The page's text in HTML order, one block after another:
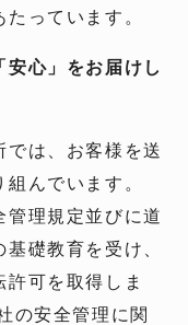
っています。
心」をお届けし
では、お客様を送
んでいます。
管理規定並びに道
礎教育を受け、
可を取得しま
の安全管理に関